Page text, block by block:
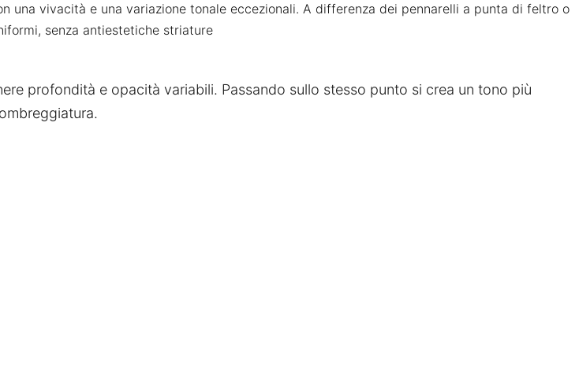
una vivacità e una variazione tonale eccezionali. A differenza dei pennarelli a punta di feltro o
senza antiestetiche striature
profondità e opacità variabili. Passando sullo stesso punto si crea un tono più